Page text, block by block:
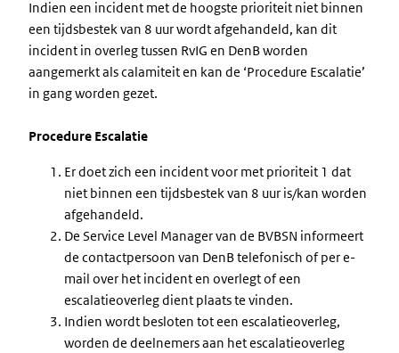
Indien een incident met de hoogste prioriteit niet binnen
een tijdsbestek van 8 uur wordt afgehandeld, kan dit
incident in overleg tussen RvIG en DenB worden
aangemerkt als calamiteit en kan de ‘Procedure Escalatie’
in gang worden gezet.
Procedure Escalatie
Er doet zich een incident voor met prioriteit 1 dat
niet binnen een tijdsbestek van 8 uur is/kan worden
afgehandeld.
De Service Level Manager van de BVBSN informeert
de contactpersoon van DenB telefonisch of per e-
mail over het incident en overlegt of een
escalatieoverleg dient plaats te vinden.
Indien wordt besloten tot een escalatieoverleg,
worden de deelnemers aan het escalatieoverleg